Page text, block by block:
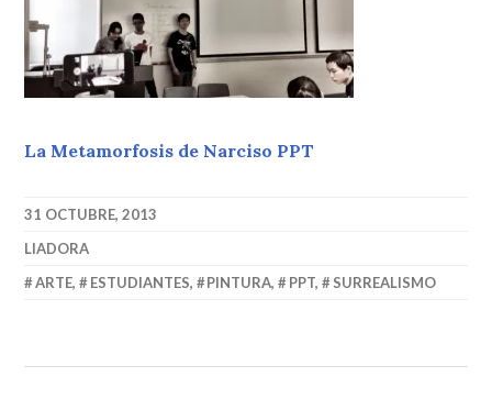
La Metamorfosis de Narciso PPT
31 OCTUBRE, 2013
LIADORA
ARTE, ESTUDIANTES, PINTURA, PPT, SURREALISMO